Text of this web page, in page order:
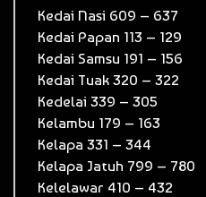
Kedai Nasi 609 – 637
Kedai Papan 113 – 129
Kedai Samsu 191 – 156
Kedai Tuak 320 – 322
Kedelai 339 – 305
Kelambu 179 – 163
Kelapa 331 – 344
Kelapa Jatuh 799 – 780
Kelelawar 410 – 432